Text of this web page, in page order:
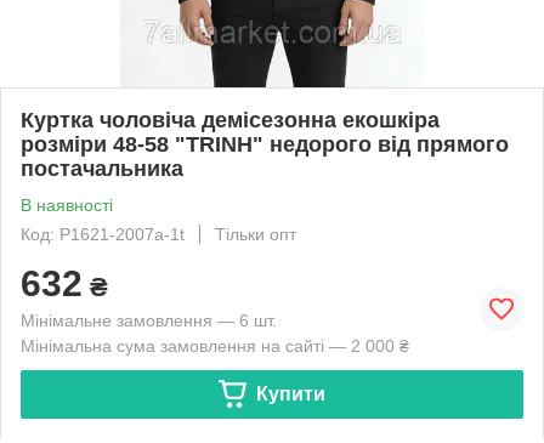
Куртка чоловіча демісезонна екошкіра
розміри 48-58 "TRINH" недорого від прямого
постачальника
В наявності
Код: P1621-2007a-1t
Тільки опт
632 ₴
Мінімальне замовлення — 6 шт.
Мінімальна сума замовлення на сайті — 2 000 ₴
Купити